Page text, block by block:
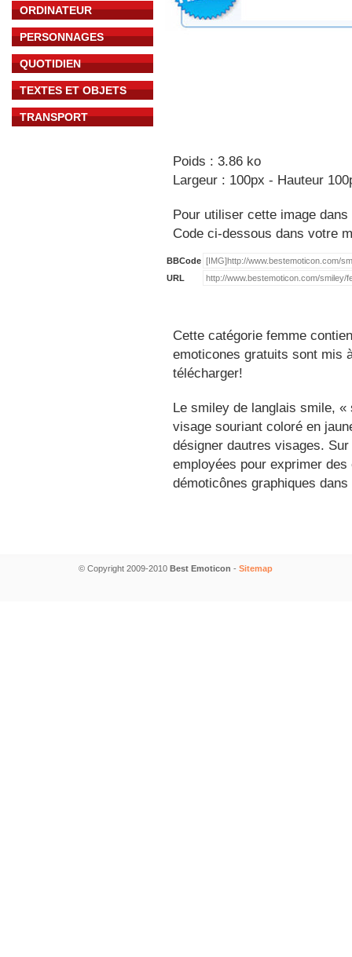
ORDINATEUR
PERSONNAGES
QUOTIDIEN
TEXTES ET OBJETS
TRANSPORT
Poids : 3.86 ko
Largeur : 100px - Hauteur
Pour utiliser cette image
Code ci-dessous dans votre
BBCode
URL
Cette catégorie femme
emoticones gratuits sont mis
télécharger!
Le smiley de langlais smile,
visage souriant coloré en
désigner dautres visages.
employées pour exprimer
démoticônes graphiques
© Copyright 2009-2010 Best Emoticon - Sitemap